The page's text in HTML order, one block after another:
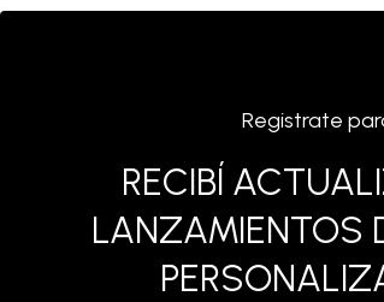
Registrate
RECIBÍ
LANZAMIENTOS